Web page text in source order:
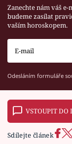
Zanechte nám váš
budeme zasílat
vaším horoskopem.
Odesláním formuláře
VSTOUPIT DO
Sdílejte článek